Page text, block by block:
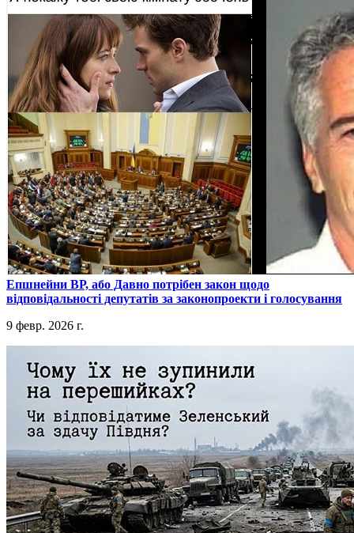
​Епшнейни ВР, або Давно потрібен закон щодо
відповідальності депутатів за законопроекти і голосування
9 февр. 2026 г.